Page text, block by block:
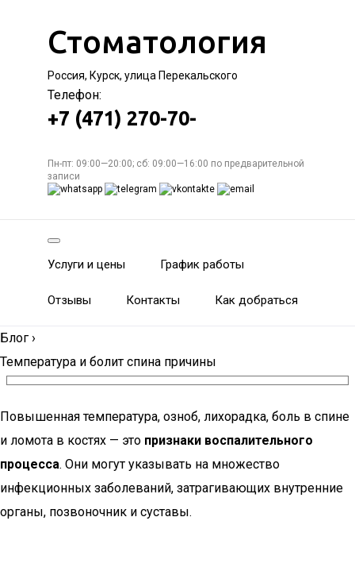
Стоматология
Россия, Курск, улица Перекальского
Телефон:
+7 (471) 270-70-
Пн-пт: 09:00—20:00; сб: 09:00—16:00 по предварительной
записи
Услуги и цены График работы
Отзывы Контакты Как добраться
Блог ›
Температура и болит спина причины
Повышенная температура, озноб, лихорадка, боль в спине
и ломота в костях — это признаки воспалительного
процесса. Они могут указывать на множество
инфекционных заболеваний, затрагивающих внутренние
органы, позвоночник и суставы.